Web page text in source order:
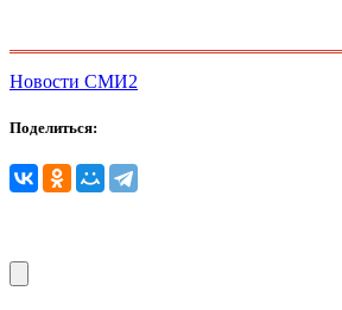
Новости СМИ2
Поделиться: